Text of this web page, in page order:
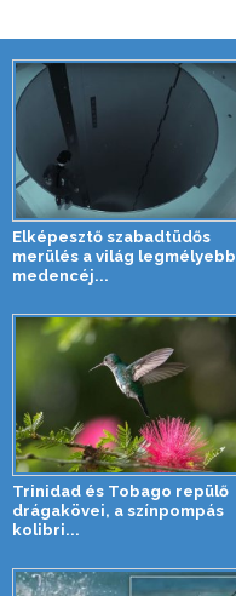
Elképesztő szabadtüdős
merülés a világ legmélyebb
medencéj...
Trinidad és Tobago repülő
drágakövei, a színpompás
kolibri...